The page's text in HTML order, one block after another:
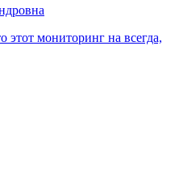
этот мониторинг на всегда,